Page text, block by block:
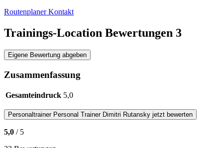
RoutenplanerKontakt
Trainings-Location Bewertungen 3
Eigene Bewertung abgeben
Zusammenfassung
Gesamteindruck 5,0
Personaltrainer Personal Trainer Dimitri Rutansky jetzt bewerten
5,0 / 5